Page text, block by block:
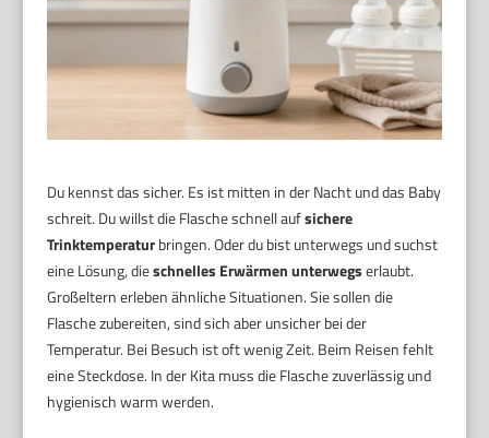
Du kennst das sicher. Es ist mitten in der Nacht und das Baby
schreit. Du willst die Flasche schnell aufsichere
Trinktemperaturbringen. Oder du bist unterwegs und suchst
eine Lösung, dieschnelles Erwärmen unterwegserlaubt.
Großeltern erleben ähnliche Situationen. Sie sollen die
Flasche zubereiten, sind sich aber unsicher bei der
Temperatur. Bei Besuch ist oft wenig Zeit. Beim Reisen fehlt
eine Steckdose. In der Kita muss die Flasche zuverlässig und
hygienisch warm werden.